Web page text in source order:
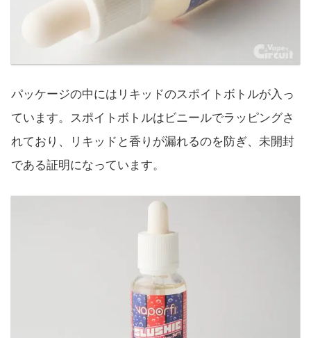
パッケージの中にはリキッドのスポイトボトルが入っ
ています。スポイトボトルはビニールでラッピングさ
れており、リキッドと香りが漏れるのを防ぎ、未開封
である証明になっています。